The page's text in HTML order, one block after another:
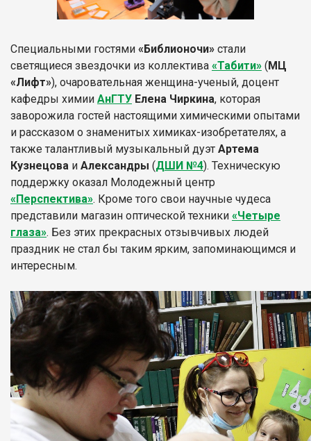
Специальными гостями «Библионочи» стали
светящиеся звездочки из коллектива «Табити» (МЦ
«Лифт»), очаровательная женщина-ученый, доцент
кафедры химии АнГТУ Елена Чиркина, которая
заворожила гостей настоящими химическими опытами
и рассказом о знаменитых химиках-изобретателях, а
также талантливый музыкальный дуэт Артема
Кузнецова и Александры (ДШИ №4). Техническую
поддержку оказал Молодежный центр
«Перспектива». Кроме того свои научные чудеса
представили магазин оптической техники «Четыре
глаза». Без этих прекрасных отзывчивых людей
праздник не стал бы таким ярким, запоминающимся и
интересным.